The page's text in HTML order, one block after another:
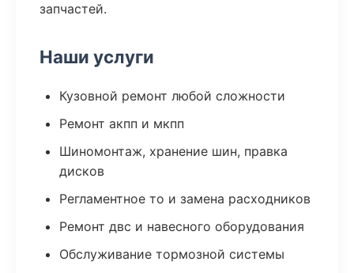
запчастей.
Наши услуги
Кузовной ремонт любой сложности
Ремонт акпп и мкпп
Шиномонтаж, хранение шин, правка
дисков
Регламентное то и замена расходников
Ремонт двс и навесного оборудования
Обслуживание тормозной системы